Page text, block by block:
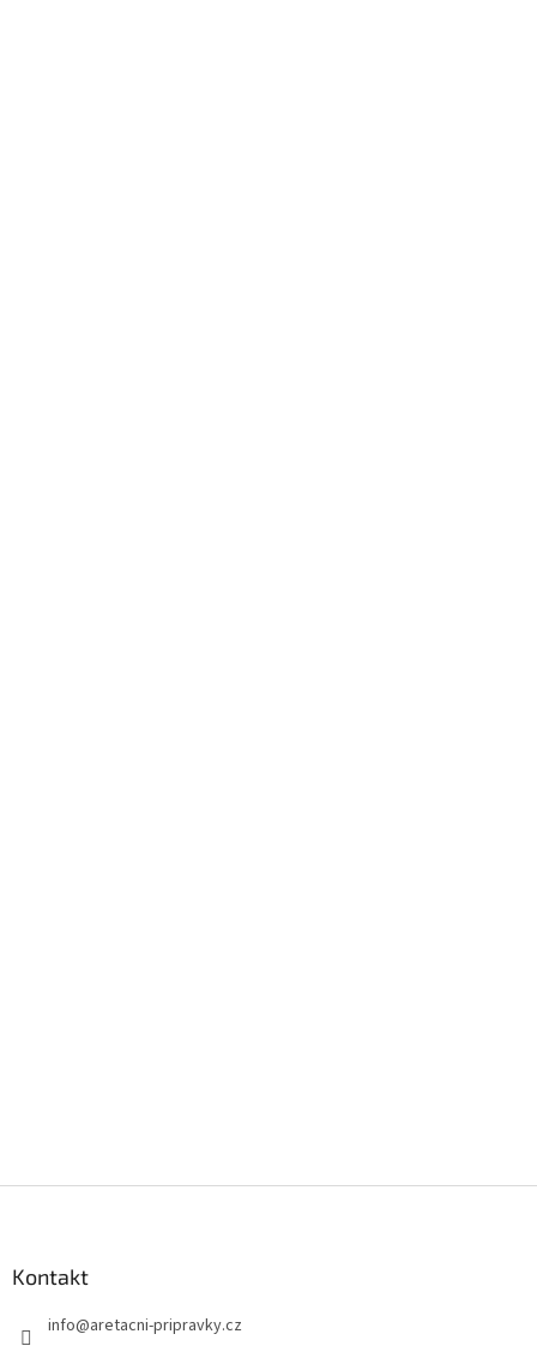
Kontakt
info@aretacni-pripravky.cz